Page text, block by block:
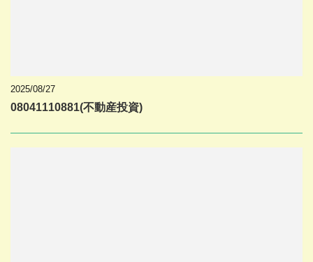
2025/08/27
08041110881(不動産投資)